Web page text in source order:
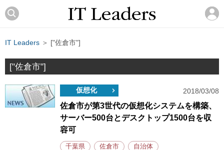
IT Leaders ＞ ["佐倉市"]
["佐倉市"]
仮想化 2018/03/08
佐倉市が第3世代の仮想化システムを構築、
サーバー500台とデスクトップ1500台を収
容可
千葉県 佐倉市 自治体